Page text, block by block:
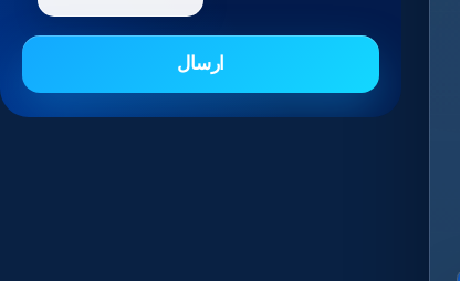
ارسال